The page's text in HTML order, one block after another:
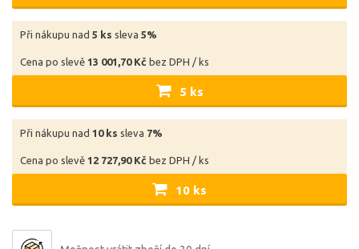
Při nákupu nad 5 ks sleva 5%
Cena po slevě 13 001,70 Kč bez DPH / ks
5 ks
Při nákupu nad 10 ks sleva 7%
Cena po slevě 12 727,90 Kč bez DPH / ks
10 ks